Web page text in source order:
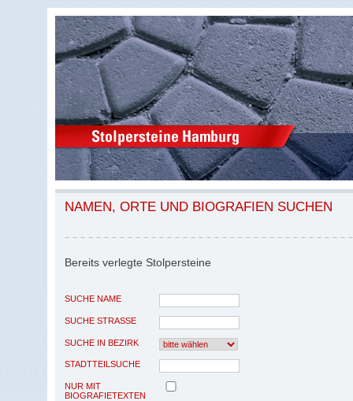
NAMEN, ORTE UND BIOGRAFIEN SUCHEN
Bereits verlegte Stolpersteine
SUCHE NAME
SUCHE STRASSE
SUCHE IN BEZIRK
STADTTEILSUCHE
NUR MIT
BIOGRAFIETEXTEN